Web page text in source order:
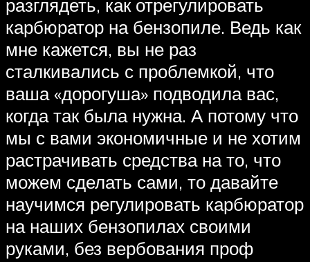
разглядеть, как отрегулировать
карбюратор на бензопиле. Ведь как
мне кажется, вы не раз
сталкивались с проблемкой, что
ваша «дорогуша» подводила вас,
когда так была нужна. А потому что
мы с вами экономичные и не хотим
растрачивать средства на то, что
можем сделать сами, то давайте
научимся регулировать карбюратор
на наших бензопилах своими
руками, без вербования проф